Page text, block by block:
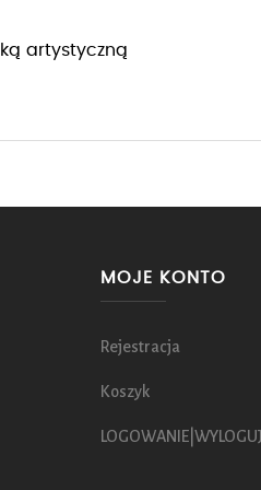
artystyczną
MOJE KONTO
Rejestracja
Koszyk
LOGOWANIE|WYLOGUJ